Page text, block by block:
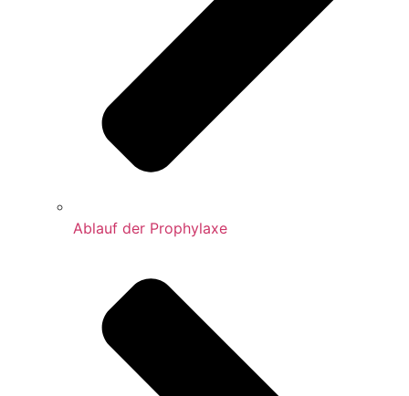
Ablauf der Prophylaxe